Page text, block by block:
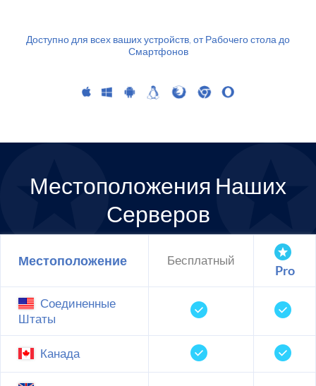
Доступно для всех ваших устройств, от Рабочего стола до
Смартфонов
Местоположения Наших
Серверов
Местоположение Бесплатный
Pro
Соединенные
Штаты
Канада